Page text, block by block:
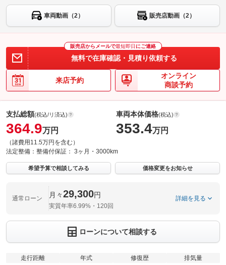
車両動画（2） 販売店動画（2）
販売店からメールで最短即日 にご連絡
無料で在庫確認・見積り依頼する
来店予約
オンライン
商談予約
支払総額(税込/リ済込)
364.9万円
（諸費用11.5万円を含む）
車両本体価格(税込)
353.4万円
法定整備： 整備付保証： 3ヶ月・3000km
希望予算で相談してみる 価格変更をお知らせ
通常ローン 月々29,300円
実質年率6.99%・120回
詳細を見る
ローンについて相談する
走行距離 年式 修復歴 排気量